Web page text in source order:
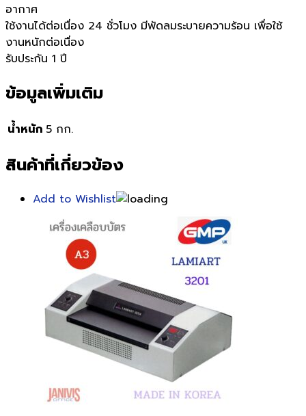
อากาศ
ใช้งานได้ต่อเนื่อง 24 ชั่วโมง มีพัดลมระบายความร้อน เพื่อใช้
งานหนักต่อเนื่อง
รับประกัน 1 ปี
ข้อมูลเพิ่มเติม
น้ำหนัก 5 กก.
สินค้าที่เกี่ยวข้อง
Add to Wishlist